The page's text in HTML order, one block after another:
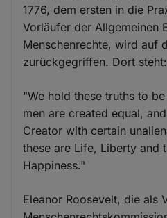
1776, dem ersten in die
Vorläufer der Allgemeinen
Menschenrechte, wird auf
zurückgegriffen. Dort steht:
"We hold these truths to
men are created equal,
Creator with certain
these are Life, Liberty and
Happiness."
Eleanor Roosevelt, die als